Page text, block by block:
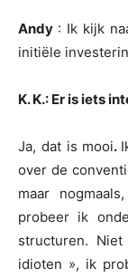
Andy : Ik kijk
initiële
K. K.: Er is iets
Ja, dat is mooi.
over de
maar
probeer ik
structuren.
idioten », ik